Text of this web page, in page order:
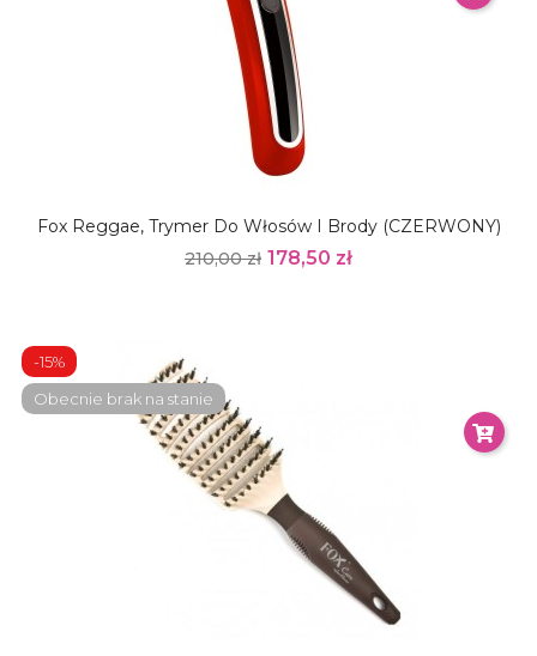
Fox Reggae, Trymer Do Włosów I Brody (CZERWONY)
210,00 zł 178,50 zł
-15%
Obecnie brak na stanie